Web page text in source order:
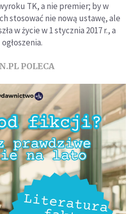
TK, a nie premier; by w
stosować nie nową ustawę, ale
w życie w 1 stycznia 2017 r., a
POLECA